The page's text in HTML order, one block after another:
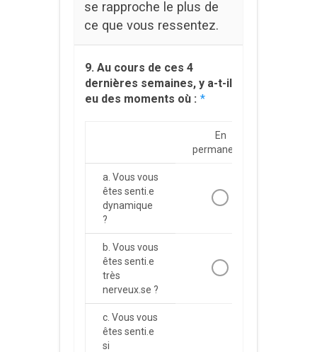
se rapproche le plus de
ce que vous ressentez.
9. Au cours de ces 4
dernières semaines, y a-t-il
eu des moments où : *
En
permanence
a. Vous vous
êtes senti.e
dynamique
?
b. Vous vous
êtes senti.e
très
nerveux.se ?
c. Vous vous
êtes senti.e
si